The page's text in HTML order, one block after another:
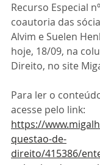
Recurso Especial
coautoria das
Alvim e Suelen
hoje, 18/09, na
Direito, no site
Para ler o
acesse pelo link:
https://
questao-de-
direito/415386/